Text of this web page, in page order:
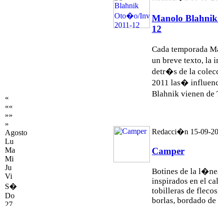
«
««
»»
»
Agosto
Lu
Ma
Mi
Ju
Vi
S�
Do
27
Manolo
12
Cada temporada
un breve texto, la
detr�s de la
2011 las�
Blahnik vienen
Redacci�n 15-09-
Camper
Botines de la
inspirados en el
tobilleras de
borlas, bordado